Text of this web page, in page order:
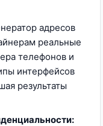
адресов
реальные
телефонов и
интерфейсов
результаты